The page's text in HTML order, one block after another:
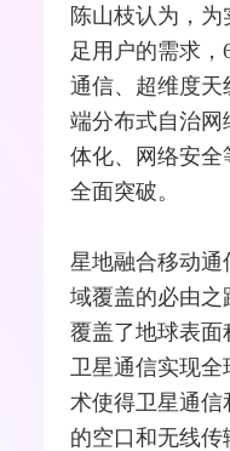
陈山枝认为，
足用户的需求
通信、超维度天
端分布式自治网
体化、
网络安全
全面突破。
星地融合移动通
域覆盖的必由之
覆盖了地球表面
卫星通信实现全
术使得卫星通信
的空口和无线传